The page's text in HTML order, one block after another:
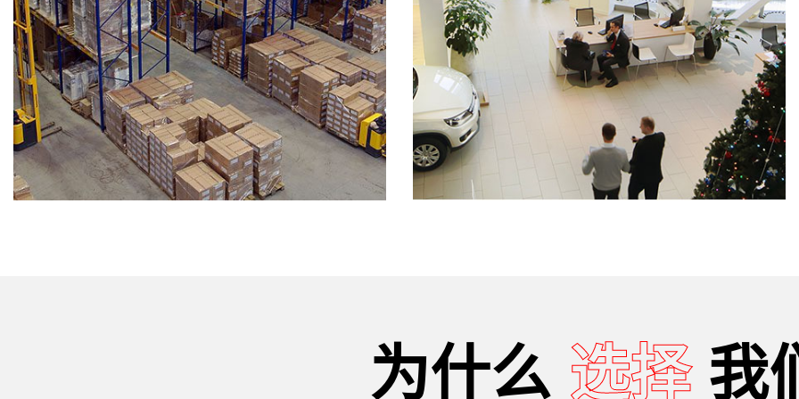
为什么 选择我